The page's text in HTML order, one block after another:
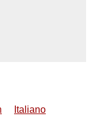
Italiano